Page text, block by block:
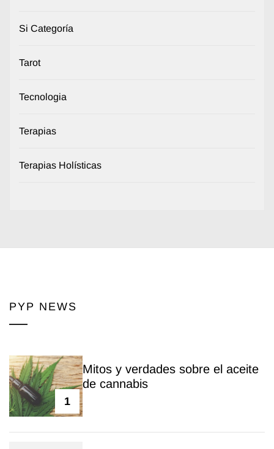
Si Categoría
Tarot
Tecnologia
Terapias
Terapias Holísticas
PYP NEWS
1
Mitos y verdades sobre el aceite
de cannabis